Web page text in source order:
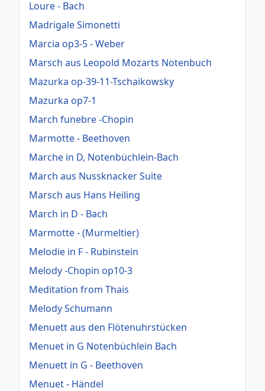
Loure - Bach
Madrigale Simonetti
Marcia op3-5 - Weber
Marsch aus Leopold Mozarts Notenbuch
Mazurka op-39-11-Tschaikowsky
Mazurka op7-1
March funebre -Chopin
Marmotte - Beethoven
Marche in D, Notenbüchlein-Bach
March aus Nussknacker Suite
Marsch aus Hans Heiling
March in D - Bach
Marmotte - (Murmeltier)
Melodie in F - Rubinstein
Melody -Chopin op10-3
Meditation from Thais
Melody Schumann
Menuett aus den Flötenuhrstücken
Menuet in G Notenbüchlein Bach
Menuett in G - Beethoven
Menuet - Händel